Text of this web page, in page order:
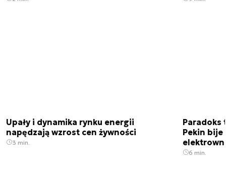
Upały i dynamika rynku energii
napędzają wzrost cen żywności
3 min.
Paradoks
Pekin bije
6 min.